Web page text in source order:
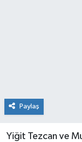
Paylaş
Yiğit Tezcan ve